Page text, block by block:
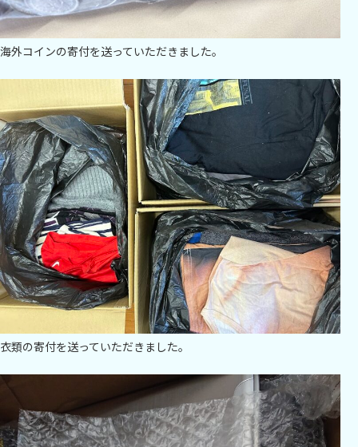
海外コインの寄付を送っていただきました。
衣類の寄付を送っていただきました。